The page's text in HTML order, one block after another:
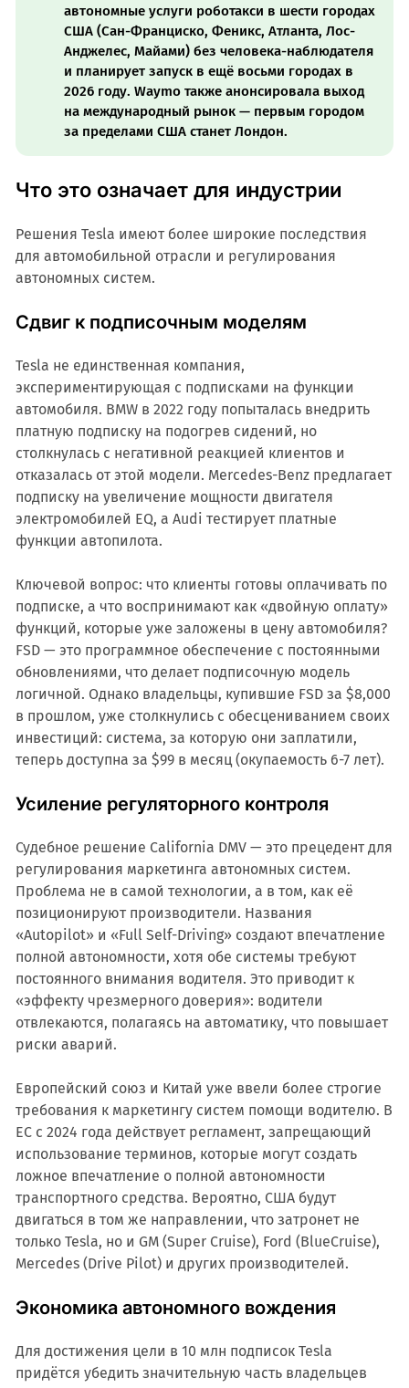
автономные услуги роботакси в шести городах
США (Сан-Франциско, Феникс, Атланта, Лос-
Анджелес, Майами) без человека-наблюдателя
и планирует запуск в ещё восьми городах в
2026 году. Waymo также анонсировала выход
на международный рынок — первым городом
за пределами США станет Лондон.
Что это означает для индустрии
Решения Tesla имеют более широкие последствия
для автомобильной отрасли и регулирования
автономных систем.
Сдвиг к подписочным моделям
Tesla не единственная компания,
экспериментирующая с подписками на функции
автомобиля. BMW в 2022 году попыталась внедрить
платную подписку на подогрев сидений, но
столкнулась с негативной реакцией клиентов и
отказалась от этой модели. Mercedes-Benz предлагает
подписку на увеличение мощности двигателя
электромобилей EQ, а Audi тестирует платные
функции автопилота.
Ключевой вопрос: что клиенты готовы оплачивать по
подписке, а что воспринимают как «двойную оплату»
функций, которые уже заложены в цену автомобиля?
FSD — это программное обеспечение с постоянными
обновлениями, что делает подписочную модель
логичной. Однако владельцы, купившие FSD за $8,000
в прошлом, уже столкнулись с обесцениванием своих
инвестиций: система, за которую они заплатили,
теперь доступна за $99 в месяц (окупаемость 6-7 лет).
Усиление регуляторного контроля
Судебное решение California DMV — это прецедент для
регулирования маркетинга автономных систем.
Проблема не в самой технологии, а в том, как её
позиционируют производители. Названия
«Autopilot» и «Full Self-Driving» создают впечатление
полной автономности, хотя обе системы требуют
постоянного внимания водителя. Это приводит к
«эффекту чрезмерного доверия»: водители
отвлекаются, полагаясь на автоматику, что повышает
риски аварий.
Европейский союз и Китай уже ввели более строгие
требования к маркетингу систем помощи водителю. В
ЕС с 2024 года действует регламент, запрещающий
использование терминов, которые могут создать
ложное впечатление о полной автономности
транспортного средства. Вероятно, США будут
двигаться в том же направлении, что затронет не
только Tesla, но и GM (Super Cruise), Ford (BlueCruise),
Mercedes (Drive Pilot) и других производителей.
Экономика автономного вождения
Для достижения цели в 10 млн подписок Tesla
придётся убедить значительную часть владельцев